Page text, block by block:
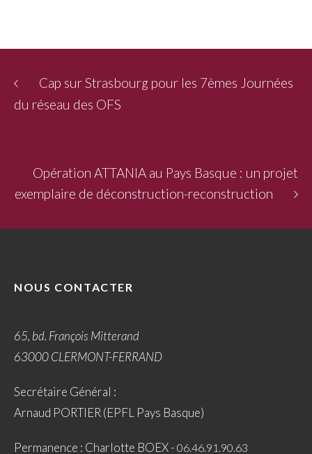
Cap sur Strasbourg pour les 7èmes Journées
du réseau des OFS
Opération ATTANIA au Pays Basque : un projet
exemplaire de déconstruction-reconstruction
NOUS CONTACTER
65, bd. François Mitterand
63000 CLERMONT-FERRAND
Secrétaire Général :
Arnaud PORTIER (EPFL Pays Basque)
Permanence : Charlotte BOEX -06.46.91.90.63